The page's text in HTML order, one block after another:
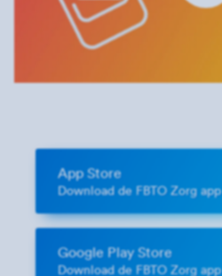
App Store
Download de FBTO Zorg app
Google Play Store
Download de FBTO Zorg app